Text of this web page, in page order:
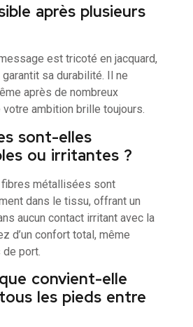
après plusieurs
est tricoté en jacquard,
sa durabilité. Il ne
après de nombreux
votre ambition brille toujours.
sont-elles
ou irritantes ?
métallisées sont
dans le tissu, offrant un
aucun contact irritant avec la
d’un confort total, même
port.
convient-elle
les pieds entre